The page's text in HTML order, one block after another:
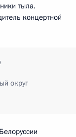
тыла.
концертной
округ